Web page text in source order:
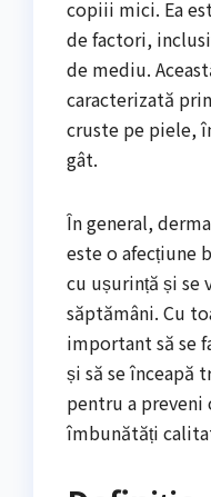
copiii mici. Ea
de factori,
de mediu.
caracterizată
cruste pe piele,
gât.
În general,
este o afecțiune
cu ușurință și se
săptămâni. Cu
important să se
și să se
pentru a
îmbunătăți